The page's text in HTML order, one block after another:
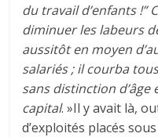
du travail d’enfants !”
diminuer les labeurs
aussitôt en moyen
salariés ; il courba
sans distinction d’âge
capital. »Il y avait là,
d’exploités placés